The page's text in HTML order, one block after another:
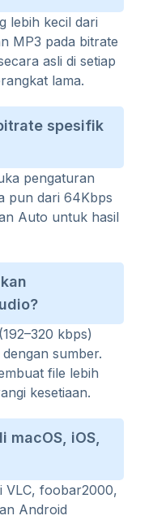
lebih kecil dari
MP3 pada bitrate
asli di setiap
lama.
spesifik
pengaturan
pun dari 64Kbps
Auto untuk hasil
kbps)
sumber.
file lebih
kesetiaan.
macOS, iOS,
VLC, foobar2000,
Android